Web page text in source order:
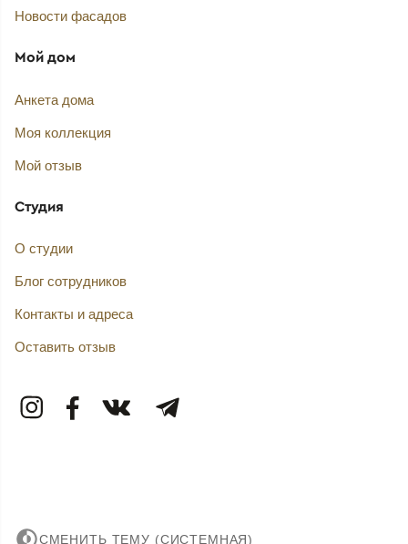
Новости фасадов
Мой дом
Анкета дома
Моя коллекция
Мой отзыв
Студия
О студии
Блог сотрудников
Контакты и адреса
Оставить отзыв
СМЕНИТЬ ТЕМУ (СИСТЕМНАЯ)